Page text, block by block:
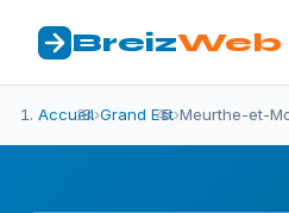
BreizWeb
Accueil›Grand Est›Meurthe-et-